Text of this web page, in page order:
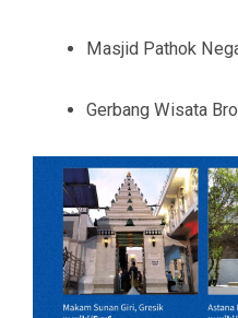
Masjid Pathok
Gerbang Wisata